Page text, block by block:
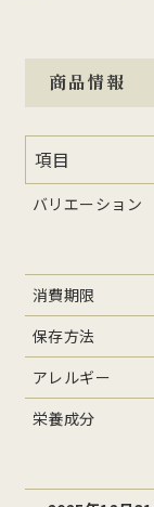
商品情報
項目
バリエーション
消費期限
保存方法
アレルギー
栄養成分